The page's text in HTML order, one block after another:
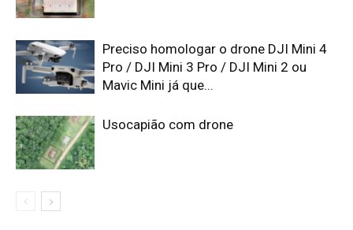
Preciso homologar o drone DJI Mini 4
Pro / DJI Mini 3 Pro / DJI Mini 2 ou
Mavic Mini já que...
Usocapião com drone